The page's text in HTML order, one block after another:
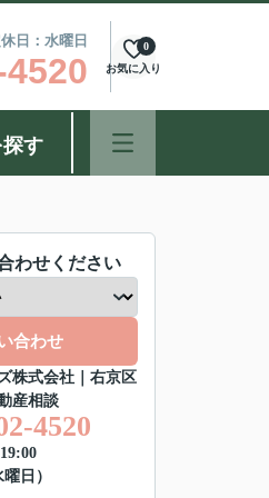
日：水曜日
お気に入り
0
す
わせください
合わせ
株式会社｜右京区
産相談
4520
曜日）